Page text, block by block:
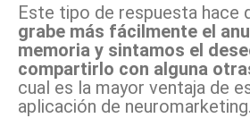
Este tipo de respuesta hace
grabe más fácilmente el
memoria y sintamos el
compartirlo con alguna
cual es la mayor ventaja de
aplicación de neuromarketing.